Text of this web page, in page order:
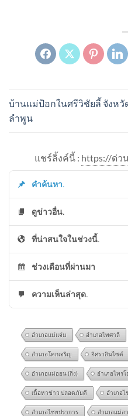
บ้านแม่ป้อกในศรีวิชัยลี้ จังหวั
ลำพูน
แชร์ลิ้งค์นี้ : https://ด่ว
คำค้นหา.
ดูข่าวอื่น.
ที่น่าสนใจในช่วงนี้.
ช่วงเดือนที่ผ่านมา
ความเห็นล่าสุด.
อำเภอแม่แจ่ม อำเภอไพศาลี
อำเภอโคกเจริญ อิศราอินไซด์
อำเภอแม่ออน (กิ่ง) อำเภอไทรโ
เนื้อหาข่าว ปลอดภัยดี อำเภอไ
อำเภอไชยปราการ อำเภอแม่อ